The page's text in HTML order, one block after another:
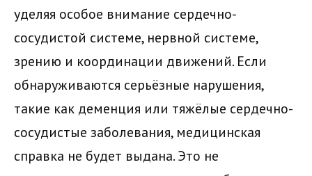
уделяя особое внимание сердечно-
сосудистой системе, нервной системе,
зрению и координации движений. Если
обнаруживаются серьёзные нарушения,
такие как деменция или тяжёлые сердечно-
сосудистые заболевания, медицинская
справка не будет выдана. Это не